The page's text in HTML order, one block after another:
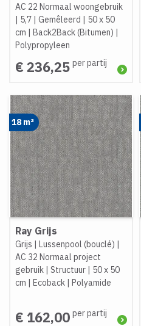
AC 22 Normaal woongebruik
| 5,7 | Gemêleerd | 50 x 50
cm | Back2Back (Bitumen) |
Polypropyleen
€ 236,25 per partij
18 m²
Ray Grijs
Grijs | Lussenpool (bouclé) |
AC 32 Normaal project
gebruik | Structuur | 50 x 50
cm | Ecoback | Polyamide
€ 162,00 per partij